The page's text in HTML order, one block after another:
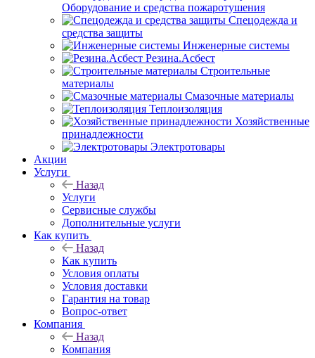
Оборудование и средства пожаротушения
Спецодежда и
средства защиты
Инженерные системы
Резина.Асбест
Строительные
материалы
Смазочные материалы
Теплоизоляция
Хозяйственные
принадлежности
Электротовары
Акции
Услуги
Назад
Услуги
Сервисные службы
Дополнительные услуги
Как купить
Назад
Как купить
Условия оплаты
Условия доставки
Гарантия на товар
Вопрос-ответ
Компания
Назад
Компания